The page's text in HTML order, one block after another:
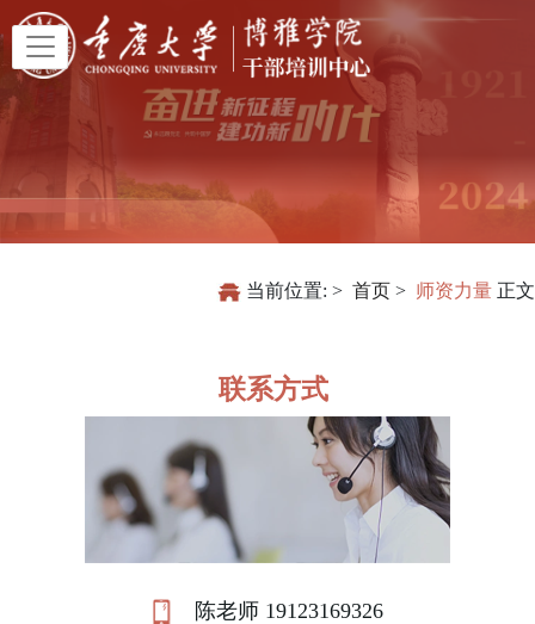
当前位置: 首页 师资力量 正文
联系方式
陈老师 19123169326